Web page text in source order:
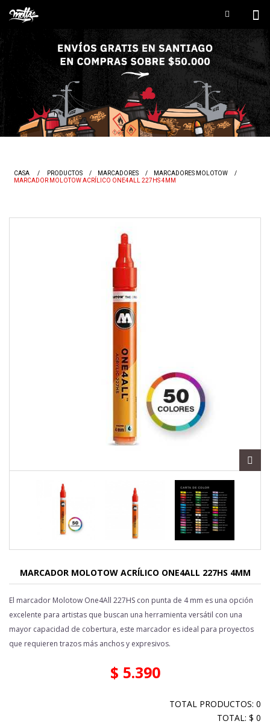
CASA / PRODUCTOS / MARCADORES / MARCADORES MOLOTOW
/
MARCADOR MOLOTOW ACRÍLICO ONE4ALL 227HS 4MM
MARCADOR MOLOTOW ACRÍLICO ONE4ALL 227HS 4MM
El marcador Molotow One4All 227HS con punta de 4 mm es una opción
excelente para artistas que buscan una herramienta versátil con una
mayor capacidad de cobertura, este marcador es ideal para proyectos
que requieren trazos más anchos y expresivos.
$ 5.390
TOTAL PRODUCTOS: 0
TOTAL: $ 0